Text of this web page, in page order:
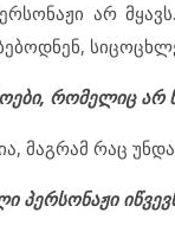
არ
რომელიც არ
მაგრამ რაც უნდა